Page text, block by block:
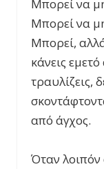
Μπορεί να
Μπορεί να
Μπορεί,
κάνεις
τραυλίζεις,
από άγχος.
Όταν λοιπόν